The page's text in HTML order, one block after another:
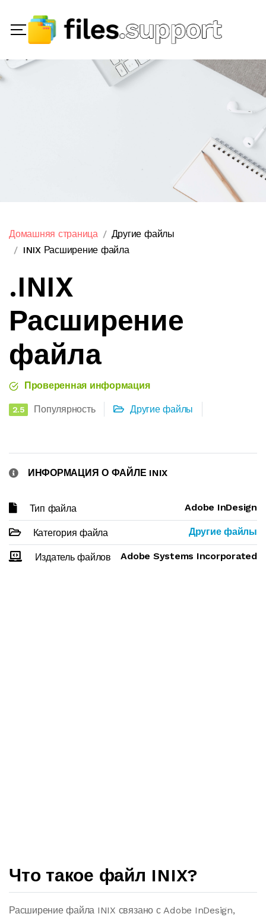
Домашняя страница
Другие файлы
INIX Расширение файла
.INIX
Расширение
файла
Проверенная информация
2.5 Популярность Другие файлы
ИНФОРМАЦИЯ О ФАЙЛЕ INIX
Тип файла Adobe InDesign
Категория файла Другие файлы
Издатель файлов Adobe Systems Incorporated
Что такое файл INIX?
Расширение файла INIX связано с Adobe InDesign,